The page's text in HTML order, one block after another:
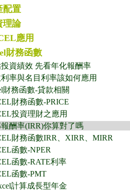
配置
理論
應用
財務函數
資績效 先看年化報酬率
率與名目利率該如何應用
財務函數-貸款相關
財務函數-PRICE
投資理財之應用
酬率(IRR)你算對了嗎
財務函數IRR、XIRR、MIRR
函數-NPER
函數-RATE利率
函數-PMT
計算成長型年金